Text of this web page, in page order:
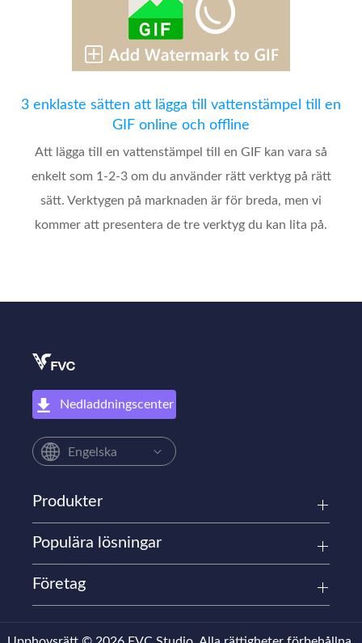
3 enklaste sätten att lägga till vattenstämpel till en
GIF online och offline
Att lägga till en vattenstämpel till en GIF kan vara så
enkelt som 1-2-3 om du använder rätt verktyg på rätt
sätt. Verktygen på marknaden är för breda, men vi
kommer att presentera de tre verktyg du kan lita på.
Nedladdningscenter
Engelska
Produkter
Populära lösningar
Företag